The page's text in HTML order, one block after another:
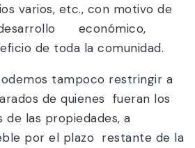
varios, etc., con motivo de
desarrollo económico,
de toda la comunidad.
tampoco restringir a
de quienes fueran los
de las propiedades, a
por el plazo restante de la